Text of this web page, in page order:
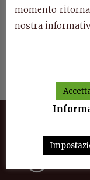
momento
nostra